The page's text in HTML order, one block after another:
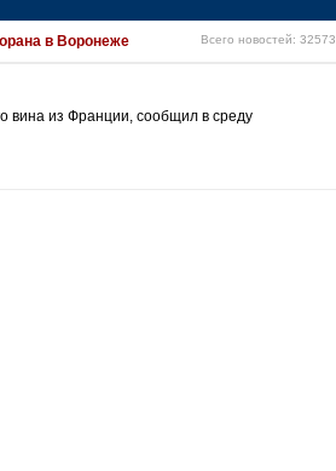
в Воронеже Всего новостей: 32573
вина из Франции, сообщил в среду